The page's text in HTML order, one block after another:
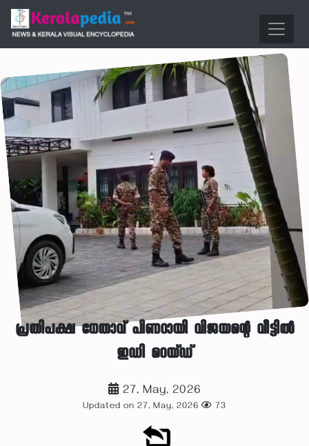
പ്രതിപക്ഷ നേതാവ് പിണറായി വിജയന്റെ വീട്ടിൽ
ഇഡി റെയ്ഡ്
27, May, 2026
Updated on 27, May, 2026 73